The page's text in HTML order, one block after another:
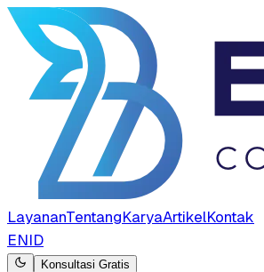
LayananTentangKaryaArtikelKontak
ENID
Konsultasi Gratis